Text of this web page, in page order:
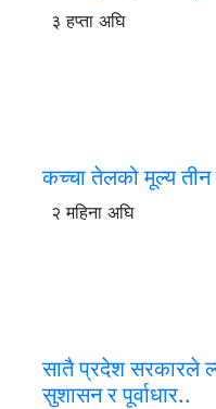
३ हप्ता अघि
कच्चा तेलको मूल्य तीन
२ महिना अघि
सातै प्रदेश सरकारले
सुशासन र पूर्वाधार..